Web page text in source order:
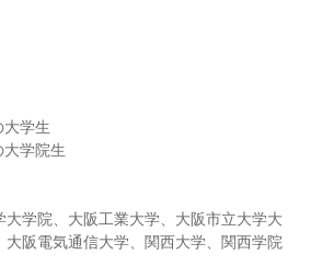
大学生
大学院生
学院、大阪工業大学、大阪市立大学大
阪電気通信大学、関西大学、関西学院